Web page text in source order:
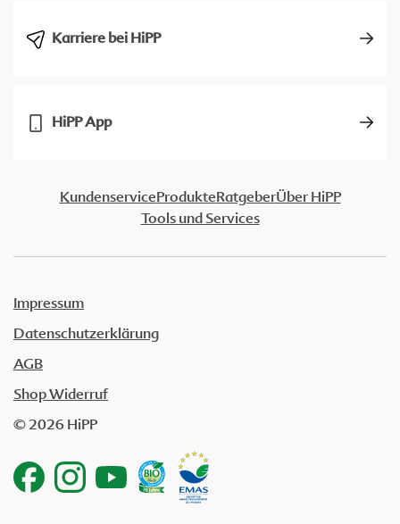
Karriere bei HiPP
HiPP App
KundenserviceProdukteRatgeberÜber HiPP
Tools und Services
Impressum
Datenschutzerklärung
AGB
Shop Widerruf
© 2026 HiPP